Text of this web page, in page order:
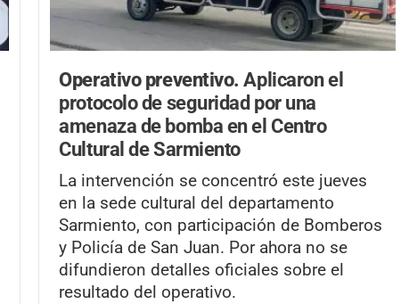
Operativo preventivo.Aplicaron el
protocolo de seguridad por una
amenaza de bomba en el Centro
Cultural de Sarmiento
La intervención se concentró este jueves
en la sede cultural del departamento
Sarmiento, con participación de Bomberos
y Policía de San Juan. Por ahora no se
difundieron detalles oficiales sobre el
resultado del operativo.